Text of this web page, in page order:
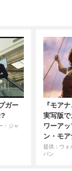
ガー
・ジャ
『モア
実写版
ワーア
ン・モ
提供：ウォ
パン